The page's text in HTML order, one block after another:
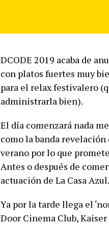
DCODE 2019 acaba de
con platos fuertes muy
para el relax festivalero
administrarla bien).
El día comenzará nada
como la banda
verano por lo que
Antes o después de
actuación de La Casa Azul.
Ya por la tarde llega el
Door Cinema Club,